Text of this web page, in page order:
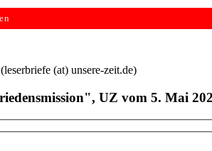
(at) unsere-zeit.de)
UZ vom 5. Mai